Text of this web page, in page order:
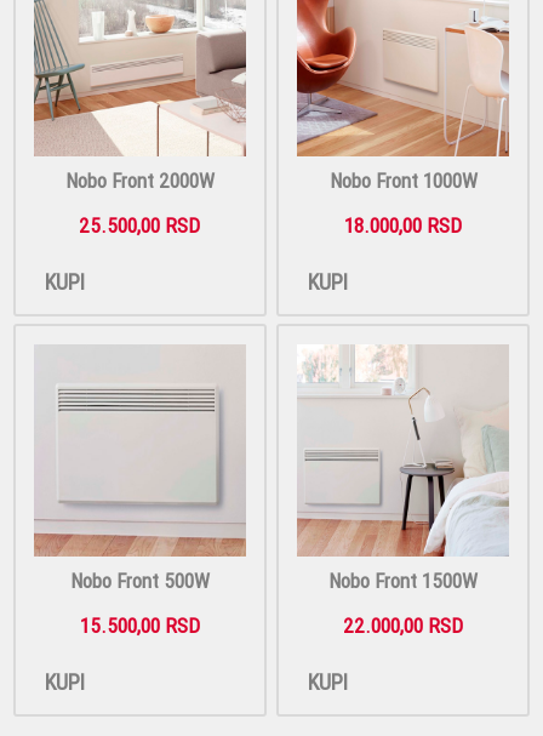
Nobo Front 2000W
25.500,00 RSD
KUPI
Nobo Front 1000W
18.000,00 RSD
KUPI
Nobo Front 500W
15.500,00 RSD
KUPI
Nobo Front 1500W
22.000,00 RSD
KUPI